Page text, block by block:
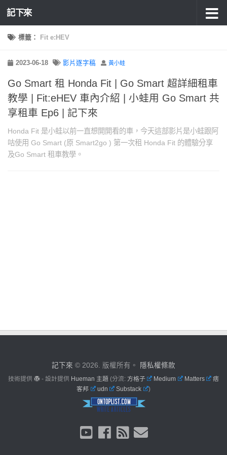
記下來
標籤： Fit e:HEV
2023-06-18 影片逐字稿 黃小蛙
Go Smart 租 Honda Fit | Go Smart 超詳細租車
教學 | Fit:eHEV 車內介紹 | 小蛙用 Go Smart 共
享租車 Ep6 | 記下來
Honda Fit 是小蛙以前一直想開開看的車，今天這部影片是小蛙跟阿
咕使用 Go Smart (原 Smart2go ) 第一次租 Honda Fit 的體驗分享
及Go Smart 租車教學。
記下來 © 2026. 版權所有。 隱私權條款
技術提供 - 設計提供 Hueman 主題 (分流: 方格子 Medium Matters
痞
客邦
udn Substack )